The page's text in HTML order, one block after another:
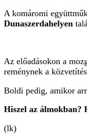
A komáromi
Dunaszerdahelyen
Az előadásokon a
reménynek a
Boldi pedig, amikor
Hiszel az álmokban?
(lk)